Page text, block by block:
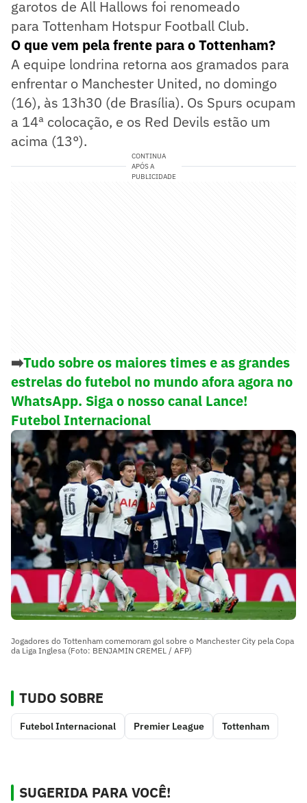
garotos de All Hallows foi renomeado
para Tottenham Hotspur Football Club.
O que vem pela frente para o Tottenham?
A equipe londrina retorna aos gramados para
enfrentar o Manchester United, no domingo
(16), às 13h30 (de Brasília). Os Spurs ocupam
a 14ª colocação, e os Red Devils estão um
acima (13°).
CONTINUA
APÓS A
PUBLICIDADE
➡️Tudo sobre os maiores times e as grandes
estrelas do futebol no mundo afora agora no
WhatsApp. Siga o nosso canal Lance!
Futebol Internacional
Jogadores do Tottenham comemoram gol sobre o Manchester City pela Copa
da Liga Inglesa (Foto: BENJAMIN CREMEL / AFP)
TUDO SOBRE
Futebol Internacional Premier League Tottenham
SUGERIDA PARA VOCÊ!